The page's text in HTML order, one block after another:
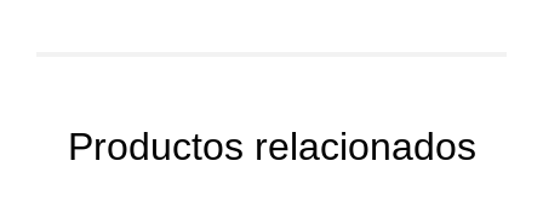
Productos relacionados